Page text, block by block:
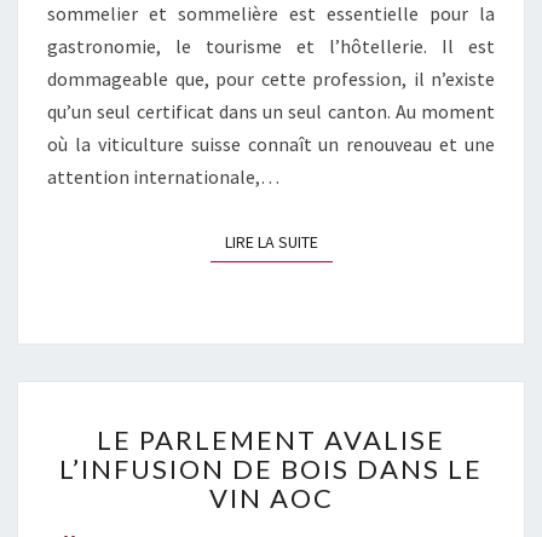
sommelier et sommelière est essentielle pour la
gastronomie, le tourisme et l’hôtellerie. Il est
dommageable que, pour cette profession, il n’existe
qu’un seul certificat dans un seul canton. Au moment
où la viticulture suisse connaît un renouveau et une
attention internationale,…
LIRE LA SUITELIRE LA SUITE
PARLEMENT
AVALISE
L’INFUSION
LE PARLEMENT AVALISE
L’INFUSION DE BOIS DANS LE
VIN AOC